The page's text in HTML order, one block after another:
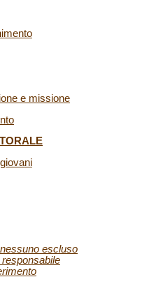
e missione
escluso